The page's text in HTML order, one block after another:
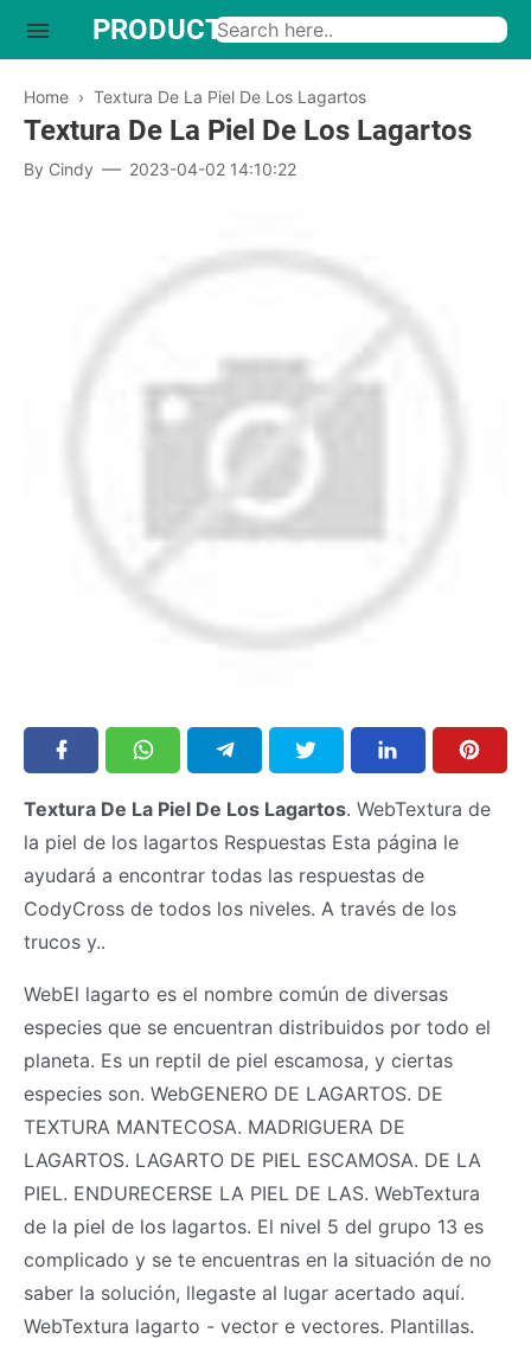
Home › Textura De La Piel De Los Lagartos
Textura De La Piel De Los Lagartos
By Cindy 2023-04-02 14:10:22
Textura De La Piel De Los Lagartos. WebTextura de
la piel de los lagartos Respuestas Esta página le
ayudará a encontrar todas las respuestas de
CodyCross de todos los niveles. A través de los
trucos y..
WebEl lagarto es el nombre común de diversas
especies que se encuentran distribuidos por todo el
planeta. Es un reptil de piel escamosa, y ciertas
especies son. WebGENERO DE LAGARTOS. DE
TEXTURA MANTECOSA. MADRIGUERA DE
LAGARTOS. LAGARTO DE PIEL ESCAMOSA. DE LA
PIEL. ENDURECERSE LA PIEL DE LAS. WebTextura
de la piel de los lagartos. El nivel 5 del grupo 13 es
complicado y se te encuentras en la situación de no
saber la solución, llegaste al lugar acertado aquí.
WebTextura lagarto - vector e vectores. Plantillas.